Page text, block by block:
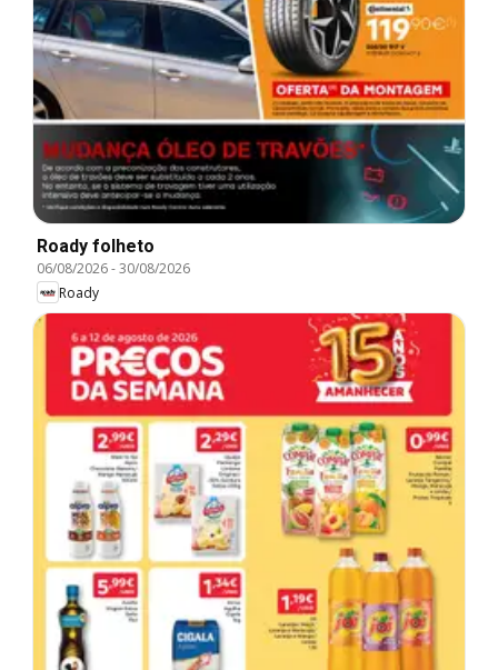
Roady folheto
06/08/2026-30/08/2026
Roady